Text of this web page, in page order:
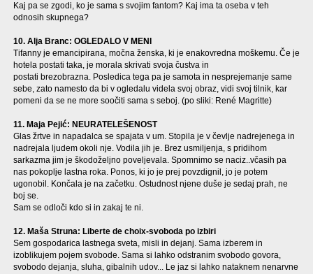
Kaj pa se zgodi, ko je sama s svojim fantom? Kaj ima ta oseba v teh
odnosih skupnega?
10. Alja Branc: OGLEDALO V MENI
Tifanny je emancipirana, močna ženska, ki je enakovredna moškemu. Če je
hotela postati taka, je morala skrivati svoja čustva in
postati brezobrazna. Posledica tega pa je samota in nesprejemanje same
sebe, zato namesto da bi v ogledalu videla svoj obraz, vidi svoj tilnik, kar
pomeni da se ne more soočiti sama s seboj. (po sliki: René Magritte)
11. Maja Pejić: NEURATELEŠENOST
Glas žrtve in napadalca se spajata v um. Stopila je v čevlje nadrejenega in
nadrejala ljudem okoli nje. Vodila jih je. Brez usmiljenja, s pridihom
sarkazma jim je škodoželjno poveljevala. Spomnimo se naciz..včasih pa
nas pokoplje lastna roka. Ponos, ki jo je prej povzdignil, jo je potem
ugonobil. Končala je na začetku. Ostudnost njene duše je sedaj prah, ne
boj se.
Sam se odloči kdo si in zakaj te ni.
12. Maša Struna: Liberte de choix-svoboda po izbiri
Sem gospodarica lastnega sveta, misli in dejanj. Sama izberem in
izoblikujem pojem svobode. Sama si lahko odstranim svobodo govora,
svobodo dejanja, sluha, gibalnih udov... Le jaz si lahko nataknem nenarvne